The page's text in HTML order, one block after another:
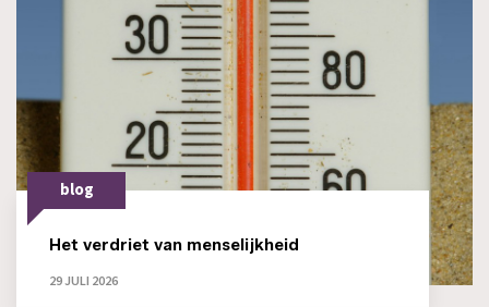
blog
Het verdriet van menselijkheid
29 JULI 2026